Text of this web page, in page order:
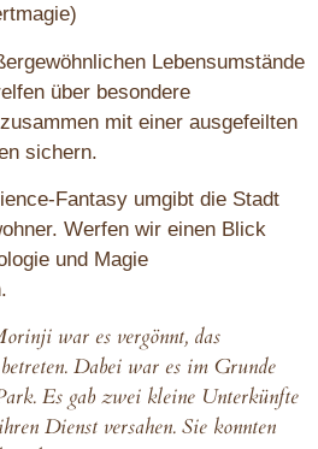
Lebensumstände
über besondere
mit einer ausgefeilten
sichern.
Fantasy umgibt die Stadt
Werfen wir einen Blick
und Magie
war es vergönnt, das
Dabei war es im Grunde
Es gab zwei kleine Unterkünfte
Dienst versahen. Sie konnten